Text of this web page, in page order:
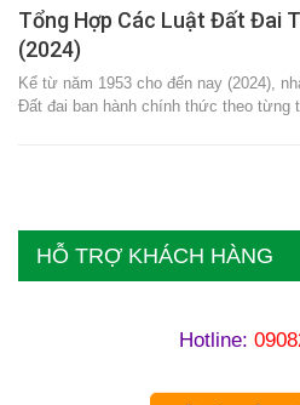
Tổng Hợp Các Luật Đất Đai
(2024)
Kể từ năm 1953 cho đến nay (2024),
Đất đai ban hành chính thức theo
HỖ TRỢ KHÁCH HÀNG
Hotline: